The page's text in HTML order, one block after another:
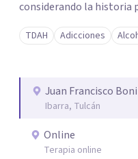
considerando la historia
social de cada paciente.
evaluación psicológica y
intervención y procesos
con dificultades
aprendizaje, ansiedad,
autoestima, adaptación
autista, discapacidad
TDAH Adicciones
Juan Francisco
Ibarra, Tulcán
Online
Terapia online